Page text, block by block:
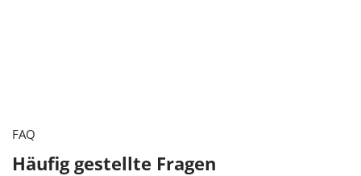
FAQ
Häufig gestellte Fragen